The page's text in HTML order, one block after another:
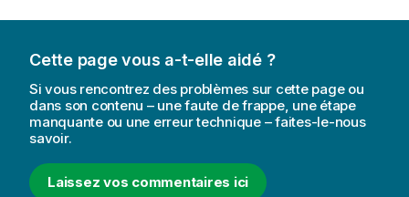
Cette page vous a-t-elle aidé ?
Si vous rencontrez des problèmes sur cette page ou
dans son contenu – une faute de frappe, une étape
manquante ou une erreur technique – faites-le-nous
savoir.
Laissez vos commentaires ici